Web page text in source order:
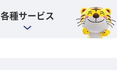
各種サービス